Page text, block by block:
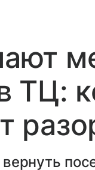
ТЦ: